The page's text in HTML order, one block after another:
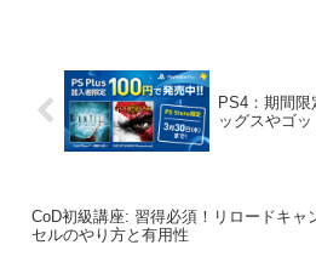
PS4：期間限
ッグスやゴ
CoD初級講座: 習得必須！リロードキャ
セルのやり方と有用性